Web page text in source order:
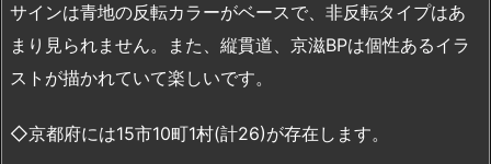
サインは青地の反転カラーがベースで、非反転タイプはあ
まり見られません。また、縦貫道、京滋BPは個性あるイラ
ストが描かれていて楽しいです。
◇京都府には15市10町1村(計26)が存在します。